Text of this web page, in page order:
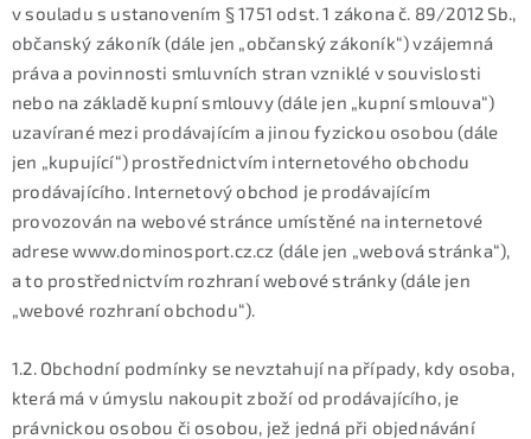
CYKLO Servis
v souladu s ustanovením § 1751 odst. 1 zákona č. 89/2012 Sb.,
občanský zákoník (dále jen „občanský zákoník“) vzájemná
práva a povinnosti smluvních stran vzniklé v souvislosti
nebo na základě kupní smlouvy (dále jen „kupní smlouva“)
uzavírané mezi prodávajícím a jinou fyzickou osobou (dále
jen „kupující“) prostřednictvím internetového obchodu
prodávajícího. Internetový obchod je prodávajícím
provozován na webové stránce umístěné na internetové
adrese www.dominosport.cz.cz (dále jen „webová stránka“),
a to prostřednictvím rozhraní webové stránky (dále jen
„webové rozhraní obchodu“).
1.2. Obchodní podmínky se nevztahují na případy, kdy osoba,
která má v úmyslu nakoupit zboží od prodávajícího, je
právnickou osobou či osobou, jež jedná při objednávání